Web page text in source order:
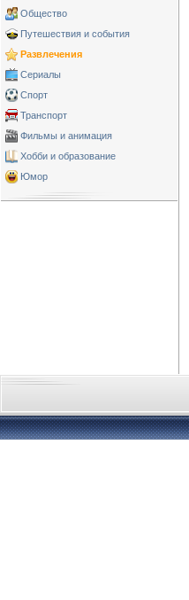
Общество
Путешествия и события
Развлечения
Сериалы
Спорт
Транспорт
Фильмы и анимация
Хобби и образование
Юмор